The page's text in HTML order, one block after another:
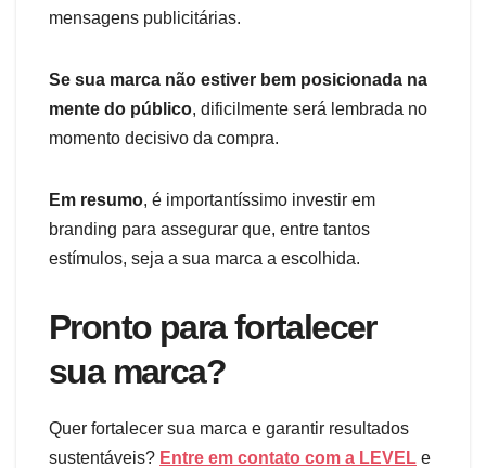
mensagens publicitárias.
Se sua marca não estiver bem posicionada na
mente do público, dificilmente será lembrada no
momento decisivo da compra.
Em resumo, é importantíssimo investir em
branding para assegurar que, entre tantos
estímulos, seja a sua marca a escolhida.
Pronto para fortalecer
sua marca?
Quer fortalecer sua marca e garantir resultados
sustentáveis? Entre em contato com a LEVEL e